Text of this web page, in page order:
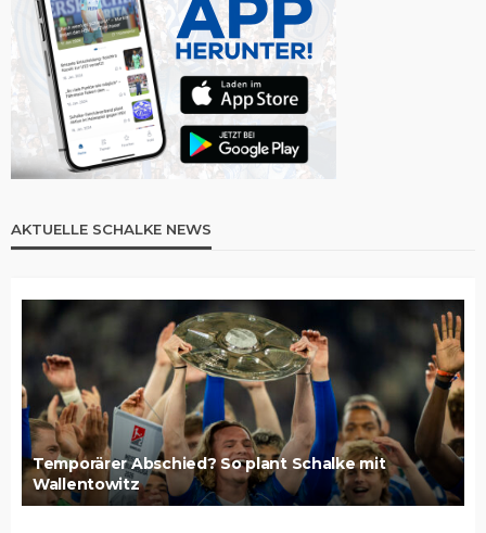
AKTUELLE SCHALKE NEWS
Temporärer Abschied? So plant Schalke mit
Wallentowitz